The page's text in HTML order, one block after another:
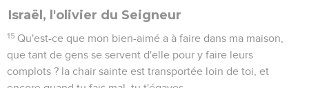
Israël, l'olivier du Seigneur
15 Qu'est-ce que mon bien-aimé a à faire dans ma maison,
que tant de gens se servent d'elle pour y faire leurs
complots ? la chair sainte est transportée loin de toi, et